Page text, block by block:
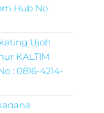
Hub No :
Ujoh
KALTIM
: 0816-4214-